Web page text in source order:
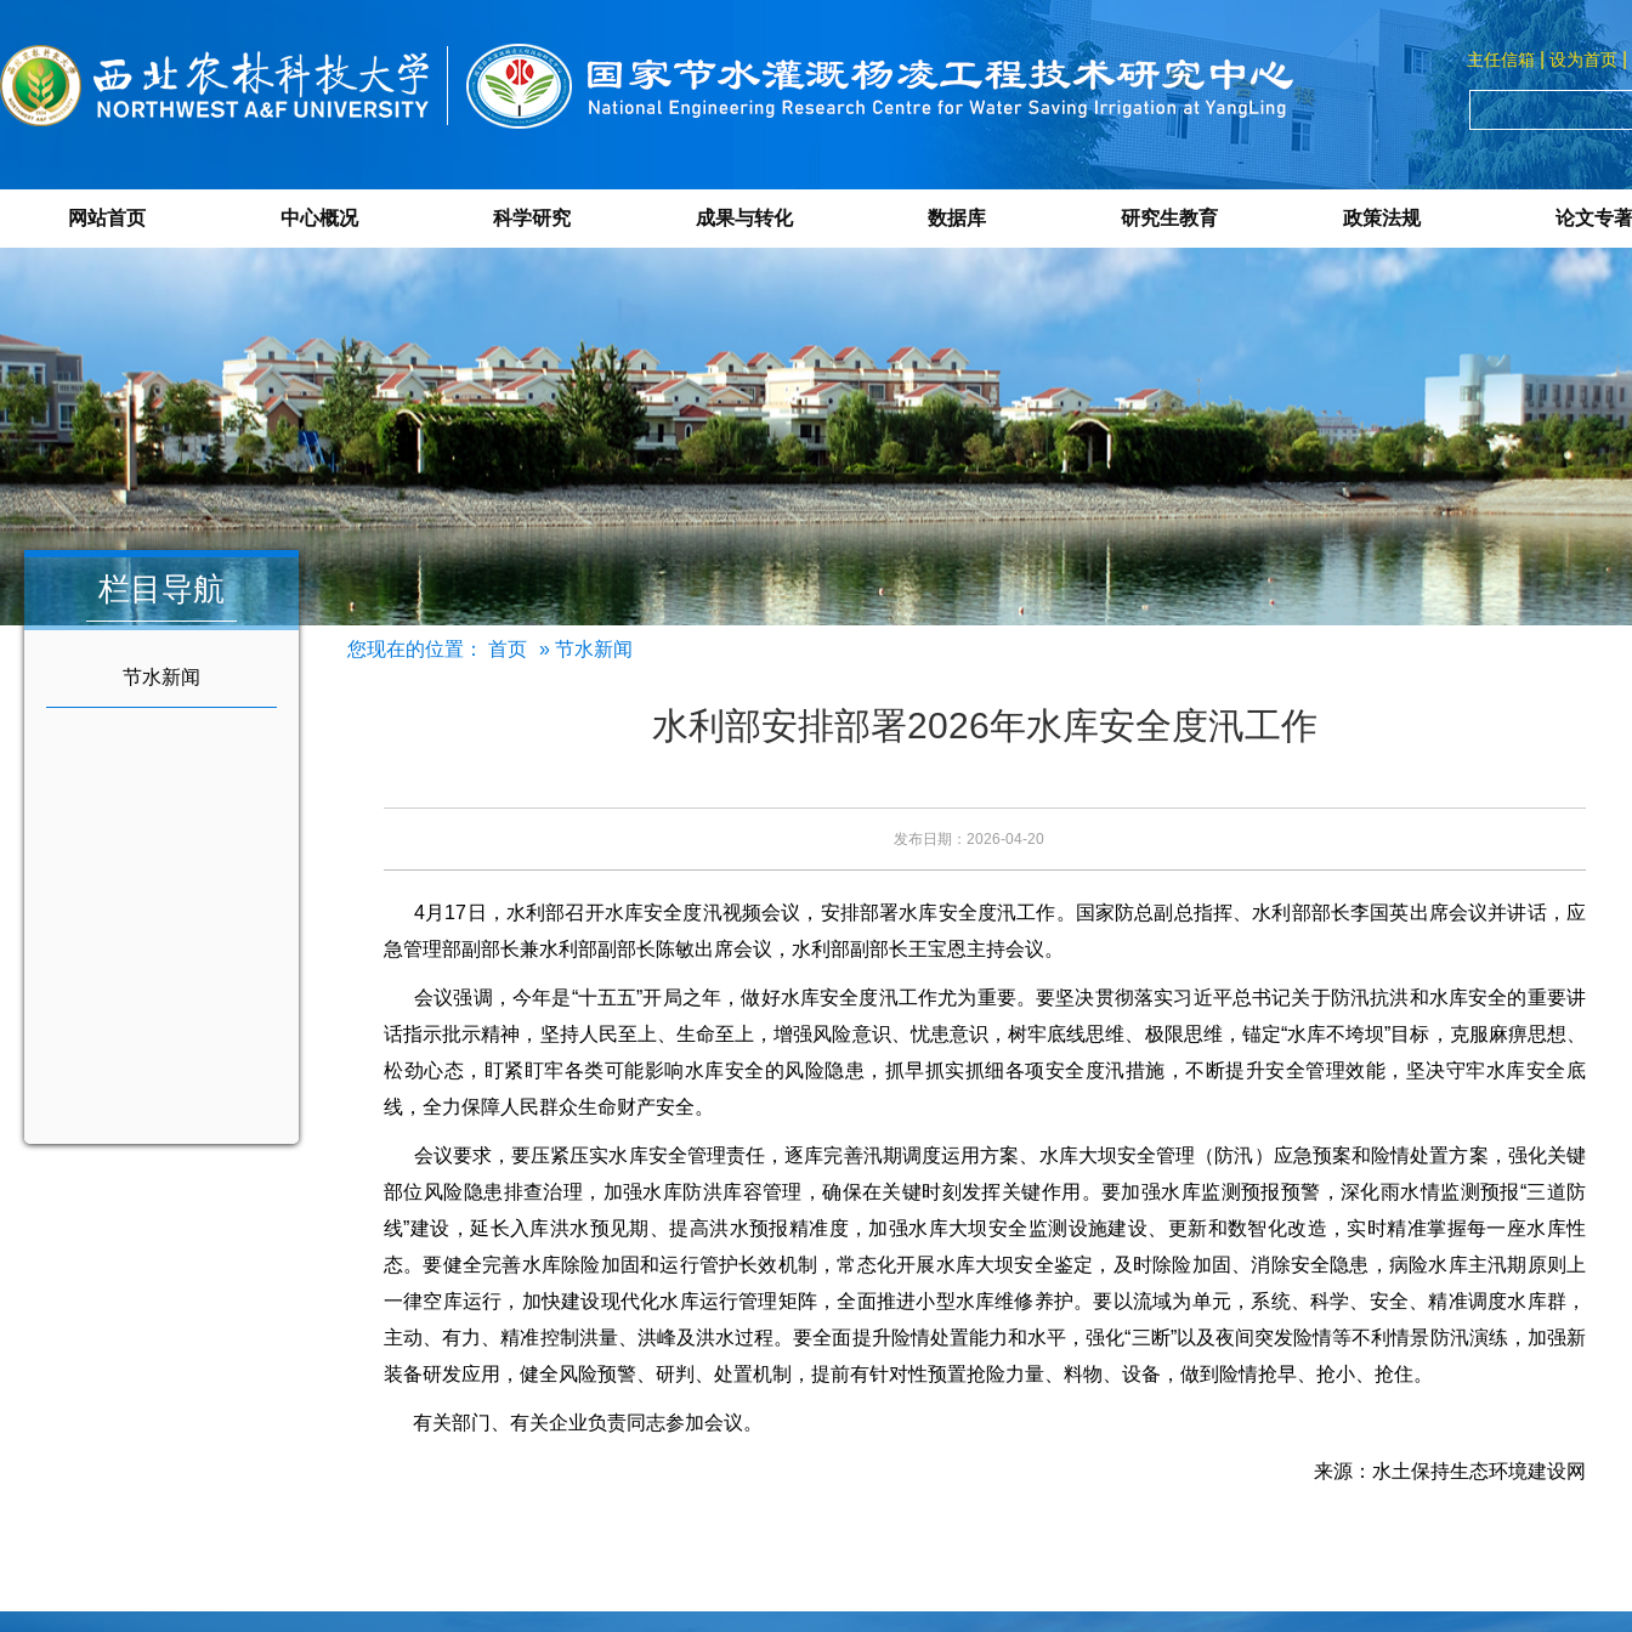
主任信箱|设为首页|
网站首页 中心概况 科学研究 成果与转化 数据库 研究生教育 政策法规 论文专著
栏目导航
节水新闻
您现在的位置： 首页 » 节水新闻
水利部安排部署2026年水库安全度汛工作
发布日期：2026-04-20
4月17日，水利部召开水库安全度汛视频会议，安排部署水库安全度汛工作。国家防总副总指挥、水利部部长李国英出席会议并讲话，应
急管理部副部长兼水利部副部长陈敏出席会议，水利部副部长王宝恩主持会议。
会议强调，今年是“十五五”开局之年，做好水库安全度汛工作尤为重要。要坚决贯彻落实习近平总书记关于防汛抗洪和水库安全的重要讲
话指示批示精神，坚持人民至上、生命至上，增强风险意识、忧患意识，树牢底线思维、极限思维，锚定“水库不垮坝”目标，克服麻痹思想、
松劲心态，盯紧盯牢各类可能影响水库安全的风险隐患，抓早抓实抓细各项安全度汛措施，不断提升安全管理效能，坚决守牢水库安全底
线，全力保障人民群众生命财产安全。
会议要求，要压紧压实水库安全管理责任，逐库完善汛期调度运用方案、水库大坝安全管理（防汛）应急预案和险情处置方案，强化关键
部位风险隐患排查治理，加强水库防洪库容管理，确保在关键时刻发挥关键作用。要加强水库监测预报预警，深化雨水情监测预报“三道防
线”建设，延长入库洪水预见期、提高洪水预报精准度，加强水库大坝安全监测设施建设、更新和数智化改造，实时精准掌握每一座水库性
态。要健全完善水库除险加固和运行管护长效机制，常态化开展水库大坝安全鉴定，及时除险加固、消除安全隐患，病险水库主汛期原则上
一律空库运行，加快建设现代化水库运行管理矩阵，全面推进小型水库维修养护。要以流域为单元，系统、科学、安全、精准调度水库群，
主动、有力、精准控制洪量、洪峰及洪水过程。要全面提升险情处置能力和水平，强化“三断”以及夜间突发险情等不利情景防汛演练，加强新
装备研发应用，健全风险预警、研判、处置机制，提前有针对性预置抢险力量、料物、设备，做到险情抢早、抢小、抢住。
有关部门、有关企业负责同志参加会议。
来源：水土保持生态环境建设网